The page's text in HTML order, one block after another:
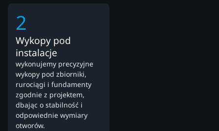
2
Wykopy pod
instalacje
wykonujemy precyzyjne
wykopy pod zbiorniki,
rurociągi i fundamenty
zgodnie z projektem,
dbając o stabilność i
odpowiednie wymiary
otworów.